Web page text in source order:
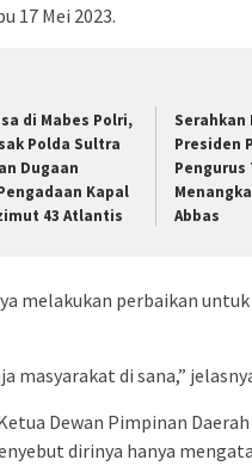
17 Mei 2023.
di Mabes Polri,
Polda Sultra
Dugaan
Kapal
43 Atlantis
Serahkan
Presiden
Abbas
melakukan perbaikan
masyarakat di sana,”
Dewan Pimpinan
dirinya hanya